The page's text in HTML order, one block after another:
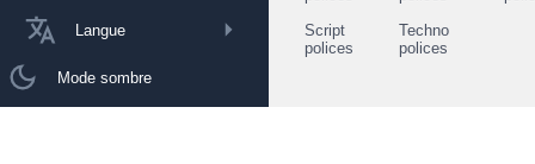
Langue
Mode sombre
Script
polices
Techno
polices